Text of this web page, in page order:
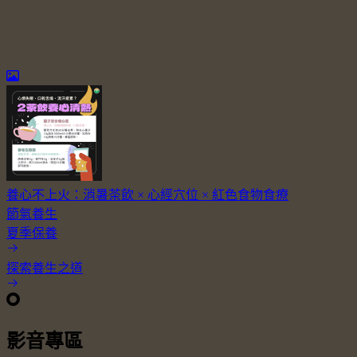
養心不上火：消暑茶飲 × 心經穴位 × 紅色食物食療
節氣養生
夏季保養
探索養生之道
影音專區